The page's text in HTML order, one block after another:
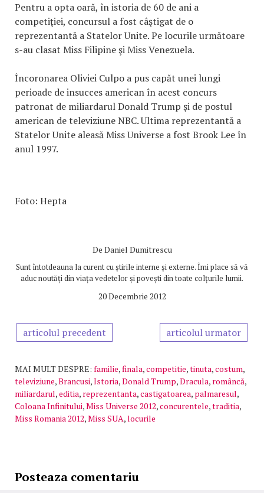
Pentru a opta oară, în istoria de 60 de ani a
competiţiei, concursul a fost câştigat de o
reprezentantă a Statelor Unite. Pe locurile următoare
s-au clasat Miss Filipine şi Miss Venezuela.
Încoronarea Oliviei Culpo a pus capăt unei lungi
perioade de insucces american în acest concurs
patronat de miliardarul Donald Trump şi de postul
american de televiziune NBC. Ultima reprezentantă a
Statelor Unite aleasă Miss Universe a fost Brook Lee în
anul 1997.
Foto: Hepta
De Daniel Dumitrescu
Sunt întotdeauna la curent cu știrile interne și externe. Îmi place să vă
aduc noutăți din viața vedetelor și povești din toate colțurile lumii.
20 Decembrie 2012
articolul precedent articolul urmator
MAI MULT DESPRE: familie,finala,competitie,tinuta,costum,
televiziune,Brancusi,Istoria,Donald Trump,Dracula, româncă,
miliardarul,editia, reprezentanta,castigatoarea, palmaresul,
Coloana Infinitului,Miss Universe 2012,concurentele,traditia,
Miss Romania 2012,Miss SUA,locurile
Posteaza comentariu